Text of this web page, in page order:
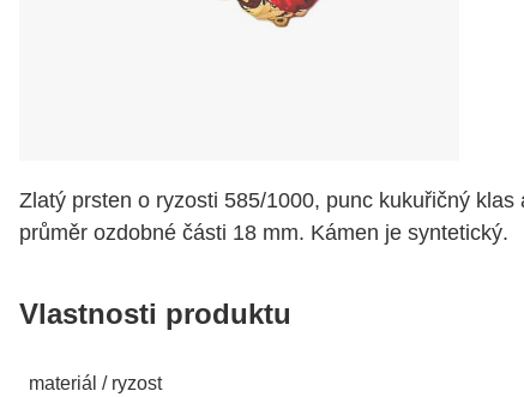
Zlatý prsten o ryzosti 585/1000, punc kukuřičný
průměr ozdobné části 18 mm. Kámen je syntetický.
Vlastnosti produktu
materiál / ryzost